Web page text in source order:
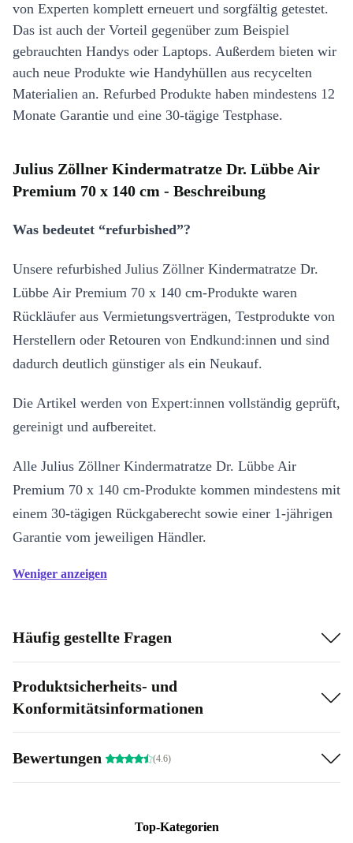
von Experten komplett erneuert und sorgfältig getestet.
Das ist auch der Vorteil gegenüber zum Beispiel
gebrauchten Handys oder Laptops. Außerdem bieten wir
auch neue Produkte wie Handyhüllen aus recycelten
Materialien an. Refurbed Produkte haben mindestens 12
Monate Garantie und eine 30-tägige Testphase.
Julius Zöllner Kindermatratze Dr. Lübbe Air
Premium 70 x 140 cm - Beschreibung
Was bedeutet “refurbished”?
Unsere refurbished Julius Zöllner Kindermatratze Dr.
Lübbe Air Premium 70 x 140 cm-Produkte waren
Rückläufer aus Vermietungsverträgen, Testprodukte von
Herstellern oder Retouren von Endkund:innen und sind
dadurch deutlich günstiger als ein Neukauf.
Die Artikel werden von Expert:innen vollständig geprüft,
gereinigt und aufbereitet.
Alle Julius Zöllner Kindermatratze Dr. Lübbe Air
Premium 70 x 140 cm-Produkte kommen mindestens mit
einem 30-tägigen Rückgaberecht sowie einer 1-jährigen
Garantie vom jeweiligen Händler.
Weniger anzeigen
Häufig gestellte Fragen
Produktsicherheits- und
Konformitätsinformationen
Bewertungen (4.6)
Top-Kategorien